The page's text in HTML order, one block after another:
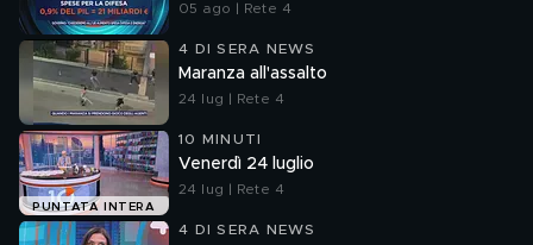
05 ago | Rete 4
4 DI SERA NEWS
Maranza all'assalto
24 lug | Rete 4
PUNTATA INTERA
10 MINUTI
Venerdì 24 luglio
24 lug | Rete 4
4 DI SERA NEWS